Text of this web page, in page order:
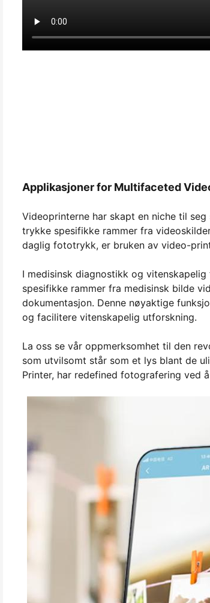
Applikasjoner for Multifaceted
Videoprinterne har skapt en niche til
trykke spesifikke rammer fra
daglig fototrykk, er bruken av video-
I medisinsk diagnostikk og
spesifikke rammer fra medisinsk bilde
dokumentasjon. Denne nøyaktige
og facilitere vitenskapelig utforskning.
La oss se vår oppmerksomhet til den
som utvilsomt står som et lys blant de
Printer, har redefined fotografering ved